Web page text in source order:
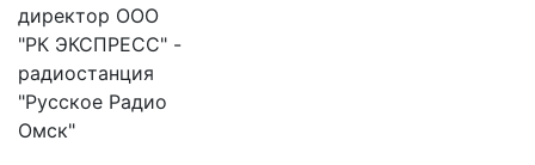
директор ООО
"РК ЭКСПРЕСС" -
радиостанция
"Русское Радио
Омск"